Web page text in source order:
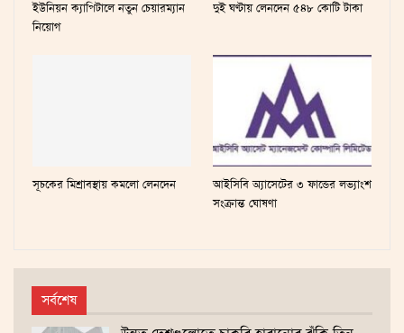
ইউনিয়ন ক্যাপিটালে নতুন চেয়ারম্যান
নিয়োগ
দুই ঘণ্টায় লেনদেন ৫৪৮ কোটি টাকা
সূচকের মিশ্রাবস্থায় কমলো লেনদেন
আইসিবি অ্যাসেটের ৩ ফান্ডের লভ্যাংশ
সংক্রান্ত ঘোষণা
সর্বশেষ